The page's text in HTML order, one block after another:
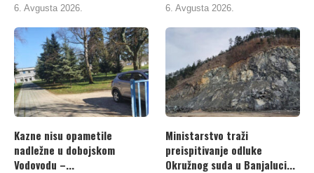
6. Avgusta 2026. 6. Avgusta 2026.
Kazne nisu opametile
nadležne u dobojskom
Vodovodu –...
Ministarstvo traži
preispitivanje odluke
Okružnog suda u Banjaluci...